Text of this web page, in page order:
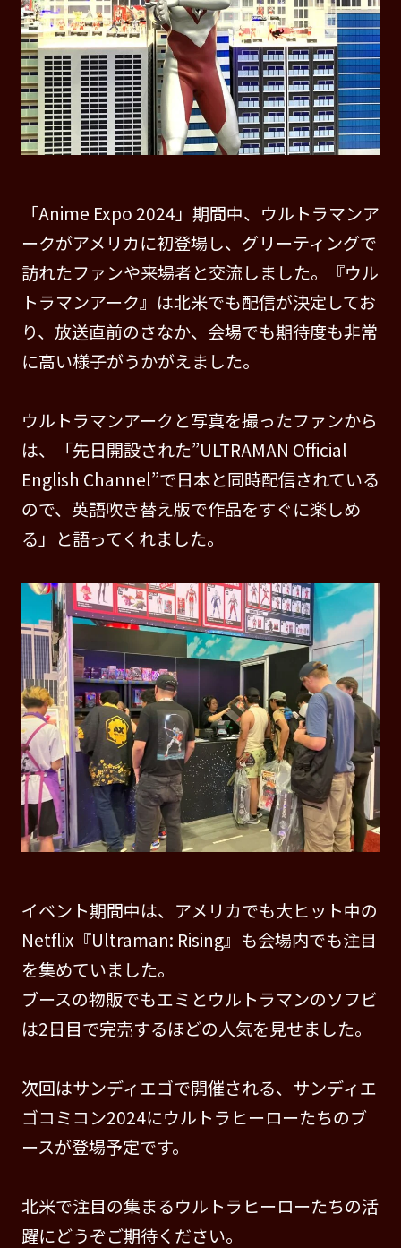
「Anime Expo 2024」期間中、ウルトラマンア
ークがアメリカに初登場し、グリーティングで
訪れたファンや来場者と交流しました。『ウル
トラマンアーク』は北米でも配信が決定してお
り、放送直前のさなか、会場でも期待度も非常
に高い様子がうかがえました。
ウルトラマンアークと写真を撮ったファンから
は、「先日開設された”ULTRAMAN Official
English Channel”で日本と同時配信されている
ので、英語吹き替え版で作品をすぐに楽しめ
る」と語ってくれました。
イベント期間中は、アメリカでも大ヒット中の
Netflix『Ultraman: Rising』も会場内でも注目
を集めていました。
ブースの物販でもエミとウルトラマンのソフビ
は2日目で完売するほどの人気を見せました。
次回はサンディエゴで開催される、サンディエ
ゴコミコン2024にウルトラヒーローたちのブ
ースが登場予定です。
北米で注目の集まるウルトラヒーローたちの活
躍にどうぞご期待ください。